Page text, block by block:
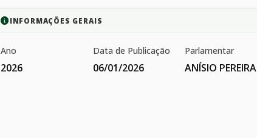
INFORMAÇÕES GERAIS
Ano
2026
Data de Publicação
06/01/2026
Parlamentar
ANÍSIO PEREIRA